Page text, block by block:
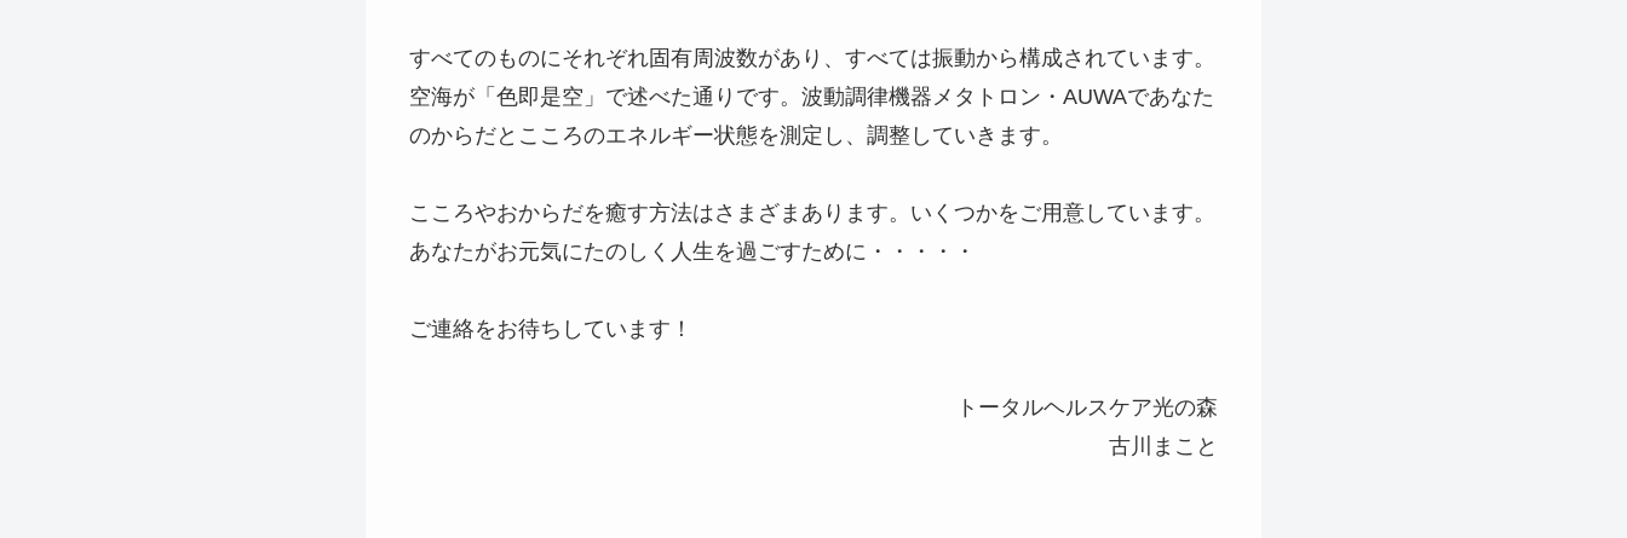
すべてのものにそれぞれ固有周波数があり、すべては振動から構成されています。
空海が「色即是空」で述べた通りです。波動調律機器メタトロン・AUWAであなた
のからだとこころのエネルギー状態を測定し、調整していきます。
こころやおからだを癒す方法はさまざまあります。いくつかをご用意しています。
あなたがお元気にたのしく人生を過ごすために・・・・・
ご連絡をお待ちしています！
トータルヘルスケア光の森
古川まこと